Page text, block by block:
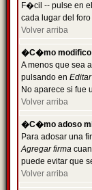
F�cil -- pulse en
cada lugar del
Volver arriba
�C�mo modifico
A menos que sea
pulsando en Editar
No aparece si fue
Volver arriba
�C�mo adoso
Para adosar una
Agregar firma
puede evitar que
Volver arriba